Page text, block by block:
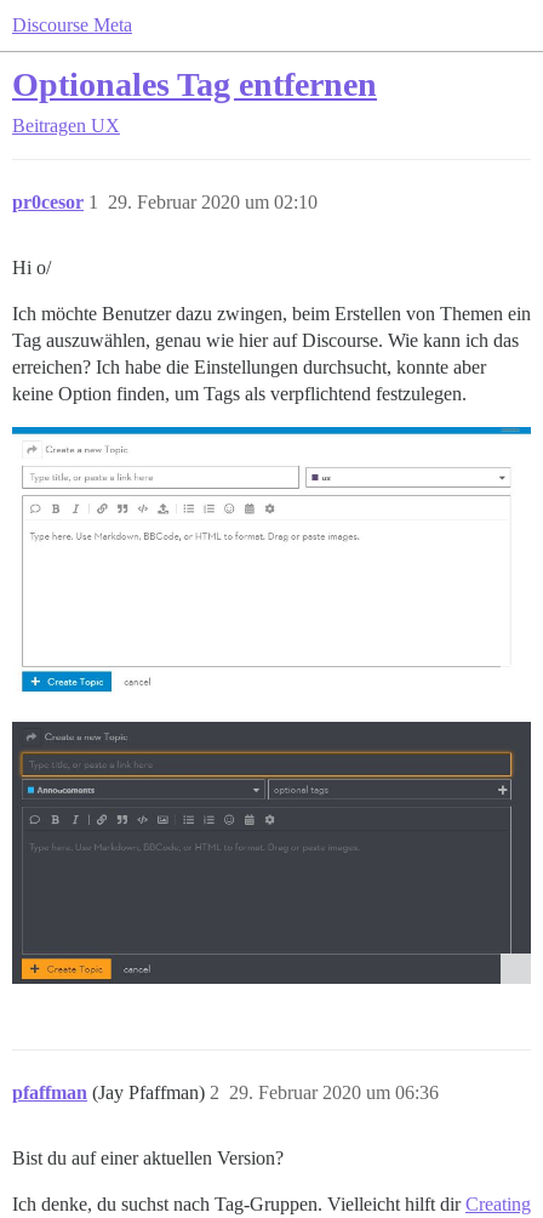
Discourse Meta
Optionales Tag entfernen
Beitragen UX
pr0cesor 29. Februar 2020 um 02:10
1
Hi o/
Ich möchte Benutzer dazu zwingen, beim Erstellen von Themen ein
Tag auszuwählen, genau wie hier auf Discourse. Wie kann ich das
erreichen? Ich habe die Einstellungen durchsucht, konnte aber
keine Option finden, um Tags als verpflichtend festzulegen.
pfaffman (Jay Pfaffman) 29. Februar 2020 um 06:36
2
Bist du auf einer aktuellen Version?
Ich denke, du suchst nach Tag-Gruppen. Vielleicht hilft dirCreating